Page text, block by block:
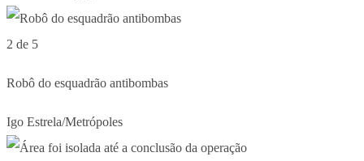
2 de 5
Robô do esquadrão antibombas
Igo Estrela/Metrópoles